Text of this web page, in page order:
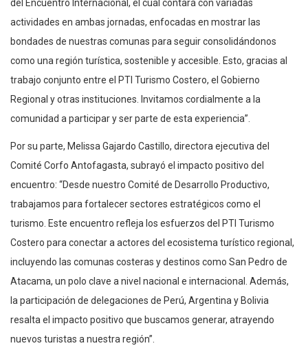
del Encuentro Internacional, el cual contará con variadas
actividades en ambas jornadas, enfocadas en mostrar las
bondades de nuestras comunas para seguir consolidándonos
como una región turística, sostenible y accesible. Esto, gracias al
trabajo conjunto entre el PTI Turismo Costero, el Gobierno
Regional y otras instituciones. Invitamos cordialmente a la
comunidad a participar y ser parte de esta experiencia”.
Por su parte, Melissa Gajardo Castillo, directora ejecutiva del
Comité Corfo Antofagasta, subrayó el impacto positivo del
encuentro: “Desde nuestro Comité de Desarrollo Productivo,
trabajamos para fortalecer sectores estratégicos como el
turismo. Este encuentro refleja los esfuerzos del PTI Turismo
Costero para conectar a actores del ecosistema turístico regional,
incluyendo las comunas costeras y destinos como San Pedro de
Atacama, un polo clave a nivel nacional e internacional. Además,
la participación de delegaciones de Perú, Argentina y Bolivia
resalta el impacto positivo que buscamos generar, atrayendo
nuevos turistas a nuestra región”.